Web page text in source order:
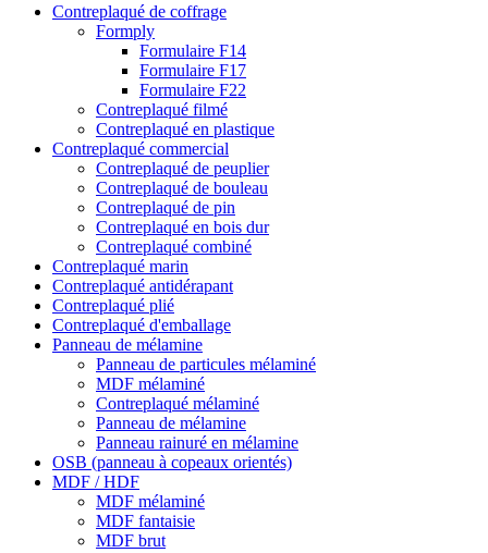
Contreplaqué de coffrage
Formply
Formulaire F14
Formulaire F17
Formulaire F22
Contreplaqué filmé
Contreplaqué en plastique
Contreplaqué commercial
Contreplaqué de peuplier
Contreplaqué de bouleau
Contreplaqué de pin
Contreplaqué en bois dur
Contreplaqué combiné
Contreplaqué marin
Contreplaqué antidérapant
Contreplaqué plié
Contreplaqué d'emballage
Panneau de mélamine
Panneau de particules mélaminé
MDF mélaminé
Contreplaqué mélaminé
Panneau de mélamine
Panneau rainuré en mélamine
OSB (panneau à copeaux orientés)
MDF / HDF
MDF mélaminé
MDF fantaisie
MDF brut